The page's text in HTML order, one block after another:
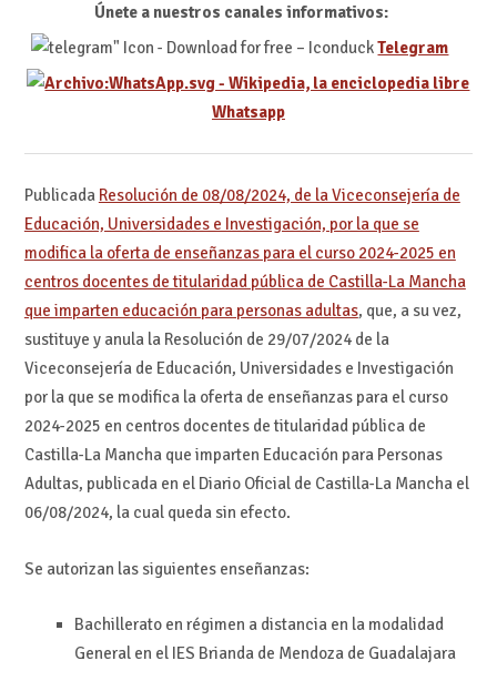
Únete a nuestros canales informativos:
Telegram
Whatsapp
Publicada Resolución de 08/08/2024, de la Viceconsejería de
Educación, Universidades e Investigación, por la que se
modifica la oferta de enseñanzas para el curso 2024-2025 en
centros docentes de titularidad pública de Castilla-La Mancha
que imparten educación para personas adultas, que, a su vez,
sustituye y anula la Resolución de 29/07/2024 de la
Viceconsejería de Educación, Universidades e Investigación
por la que se modifica la oferta de enseñanzas para el curso
2024-2025 en centros docentes de titularidad pública de
Castilla-La Mancha que imparten Educación para Personas
Adultas, publicada en el Diario Oficial de Castilla-La Mancha el
06/08/2024, la cual queda sin efecto.
Se autorizan las siguientes enseñanzas:
Bachillerato en régimen a distancia en la modalidad
General en el IES Brianda de Mendoza de Guadalajara